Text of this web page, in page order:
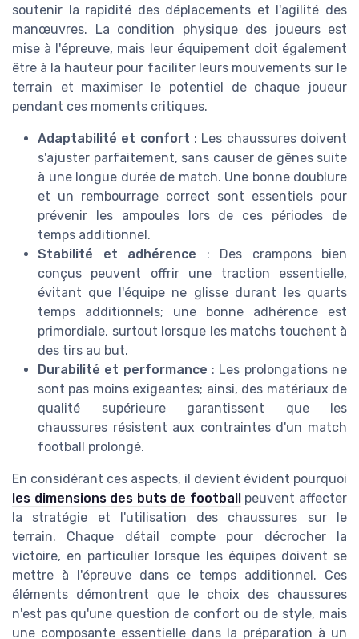
soutenir la rapidité des déplacements et l'agilité des
manœuvres. La condition physique des joueurs est
mise à l'épreuve, mais leur équipement doit également
être à la hauteur pour faciliter leurs mouvements sur le
terrain et maximiser le potentiel de chaque joueur
pendant ces moments critiques.
Adaptabilité et confort : Les chaussures doivent
s'ajuster parfaitement, sans causer de gênes suite
à une longue durée de match. Une bonne doublure
et un rembourrage correct sont essentiels pour
prévenir les ampoules lors de ces périodes de
temps additionnel.
Stabilité et adhérence : Des crampons bien
conçus peuvent offrir une traction essentielle,
évitant que l'équipe ne glisse durant les quarts
temps additionnels; une bonne adhérence est
primordiale, surtout lorsque les matchs touchent à
des tirs au but.
Durabilité et performance : Les prolongations ne
sont pas moins exigeantes; ainsi, des matériaux de
qualité supérieure garantissent que les
chaussures résistent aux contraintes d'un match
football prolongé.
En considérant ces aspects, il devient évident pourquoi
les dimensions des buts de footballpeuvent affecter
la stratégie et l'utilisation des chaussures sur le
terrain. Chaque détail compte pour décrocher la
victoire, en particulier lorsque les équipes doivent se
mettre à l'épreuve dans ce temps additionnel. Ces
éléments démontrent que le choix des chaussures
n'est pas qu'une question de confort ou de style, mais
une composante essentielle dans la préparation à un